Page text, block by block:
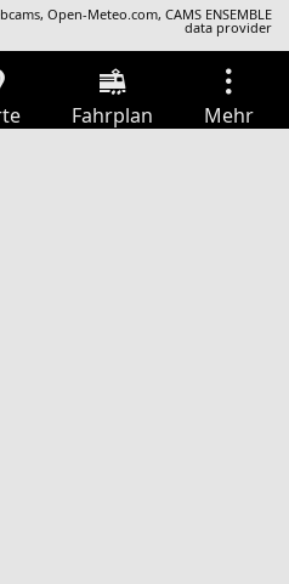
,Open-Meteo.com,CAMS ENSEMBLE
data provider
Fahrplan Mehr